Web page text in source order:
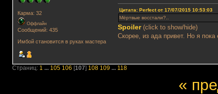
Карма: 32
Оффлайн
Сообщений: 435
Имбой становится в руках мастера
Цитата: Perfect от 17/07/2015 10:53:03
Мёртвые восстали?..
Spoiler(click to show/hide)
Скорее, из ада привет. Но я
Страниц: 1 ... 105 106 [107] 108 109 ... 118
«